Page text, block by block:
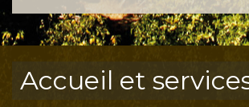
Accueil et